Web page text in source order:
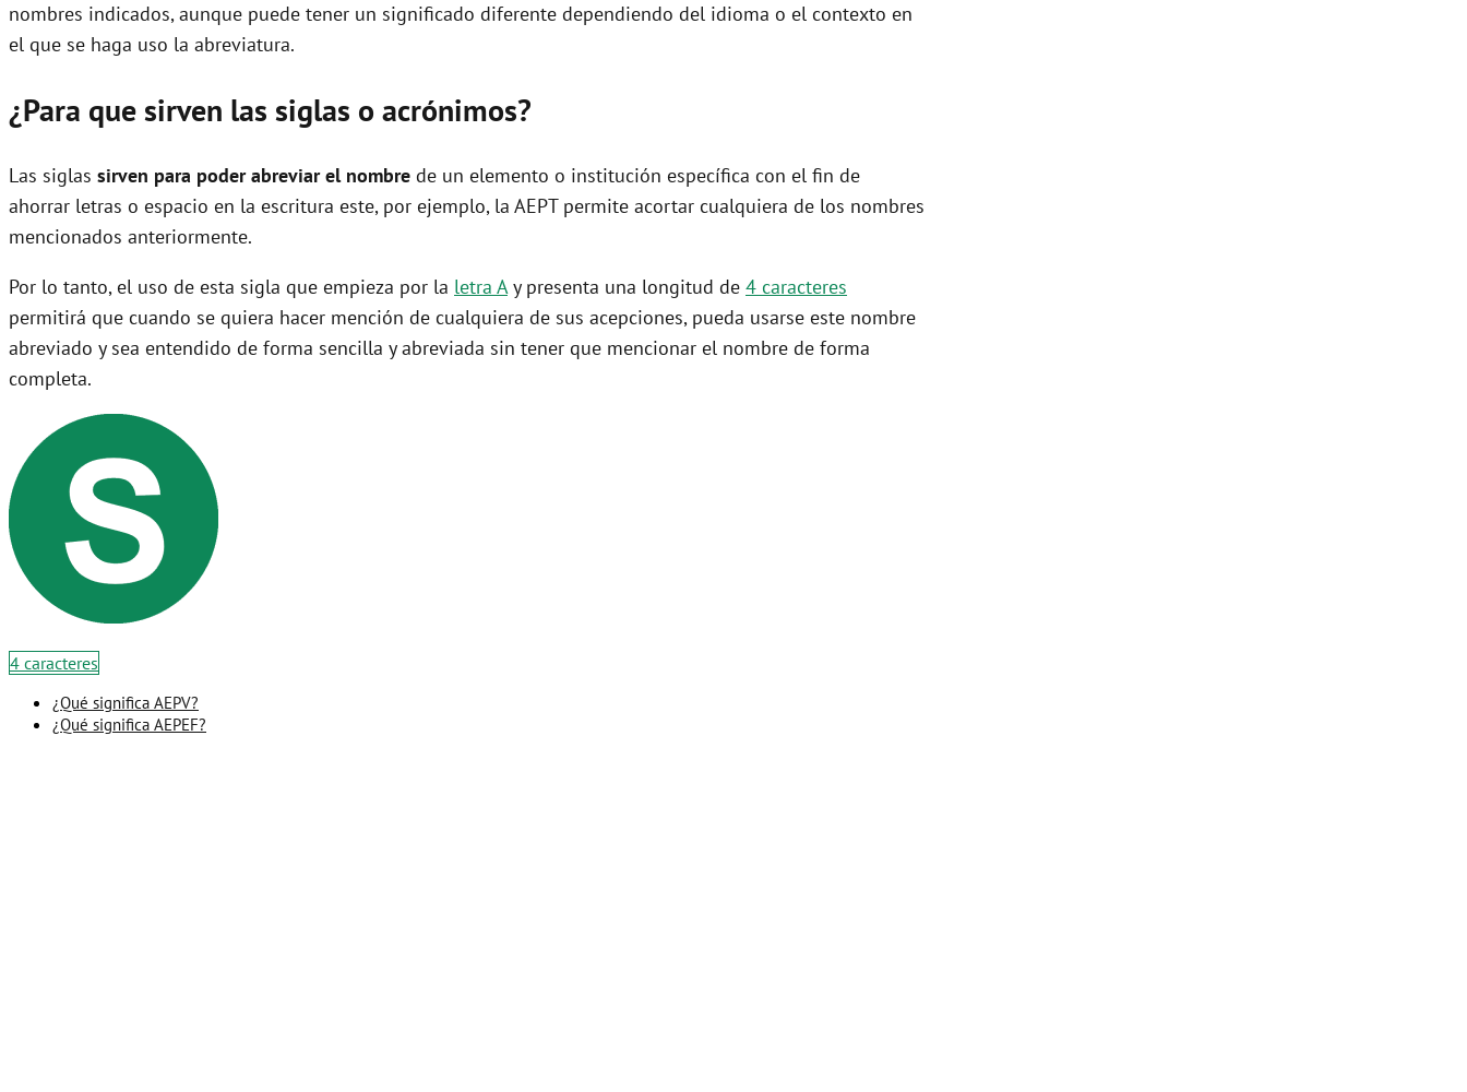
nombres indicados, aunque puede tener un significado diferente dependiendo del idioma o el contexto en
el que se haga uso la abreviatura.
¿Para que sirven las siglas o acrónimos?
Las siglas sirven para poder abreviar el nombre de un elemento o institución específica con el fin de
ahorrar letras o espacio en la escritura este, por ejemplo, la AEPT permite acortar cualquiera de los nombres
mencionados anteriormente.
Por lo tanto, el uso de esta sigla que empieza por la letra Ay presenta una longitud de 4 caracteres
permitirá que cuando se quiera hacer mención de cualquiera de sus acepciones, pueda usarse este nombre
abreviado y sea entendido de forma sencilla y abreviada sin tener que mencionar el nombre de forma
completa.
4 caracteres
¿Qué significa AEPV?
¿Qué significa AEPEF?